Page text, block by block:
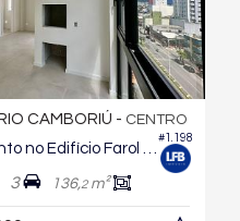
#1.198
CAMBORIÚ - CENTRO
Apartamento no Edifício Farol de Valença
3 136,2m²